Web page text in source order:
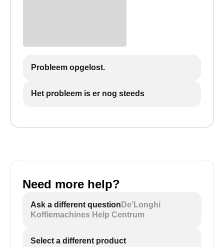
Probleem opgelost.
Het probleem is er nog steeds
Need more help?
Ask a different question De'Longhi
Koffiemachines Help Centrum
Select a different product